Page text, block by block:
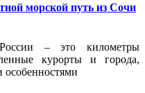
морской путь из Сочи
– это километры
курорты и города,